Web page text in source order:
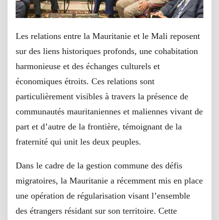
Les relations entre la Mauritanie et le Mali reposent
sur des liens historiques profonds, une cohabitation
harmonieuse et des échanges culturels et
économiques étroits. Ces relations sont
particulièrement visibles à travers la présence de
communautés mauritaniennes et maliennes vivant de
part et d’autre de la frontière, témoignant de la
fraternité qui unit les deux peuples.
Dans le cadre de la gestion commune des défis
migratoires, la Mauritanie a récemment mis en place
une opération de régularisation visant l’ensemble
des étrangers résidant sur son territoire. Cette